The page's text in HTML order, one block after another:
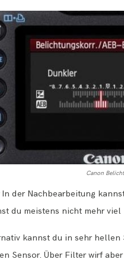
Canon
der Nachbearbeitung
du meistens nicht mehr viel
kannst du in sehr hellen
Sensor. Über Filter wirf